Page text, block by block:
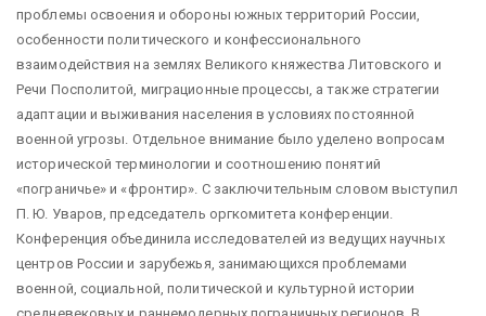
проблемы освоения и обороны южных территорий России,
особенности политического и конфессионального
взаимодействия на землях Великого княжества Литовского и
Речи Посполитой, миграционные процессы, а также стратегии
адаптации и выживания населения в условиях постоянной
военной угрозы. Отдельное внимание было уделено вопросам
исторической терминологии и соотношению понятий
«пограничье» и «фронтир». С заключительным словом выступил
П. Ю. Уваров, председатель оргкомитета конференции.
Конференция объединила исследователей из ведущих научных
центров России и зарубежья, занимающихся проблемами
военной, социальной, политической и культурной истории
средневековых и раннемодерных пограничных регионов. В